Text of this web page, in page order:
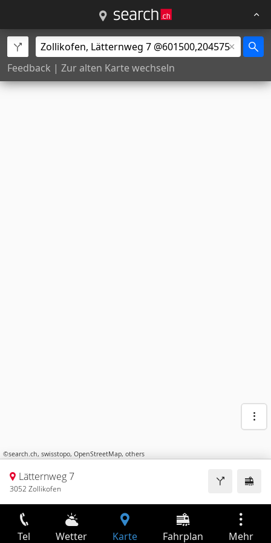
Feedback | Zur alten Karte wechseln
©search.ch, swisstopo, OpenStreetMap, others
Lätternweg 7
3052 Zollikofen
Tel Wetter Karte Fahrplan Mehr